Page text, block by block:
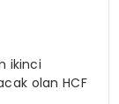
ikinci
olan HCF